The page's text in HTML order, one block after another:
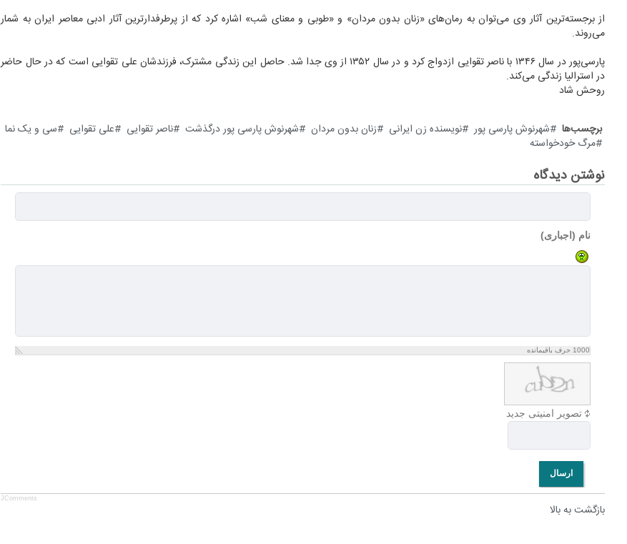
از برجسته‌ترین آثار وی می‌توان به رمان‌های «زنان بدون مردان» و «طوبی و معنای شب» اشاره کرد که از پرطرفدارترین آثار ادبی معاصر ایران به شمار
می‌روند.
پارسی‌پور در سال ۱۳۴۶ با ناصر تقوایی ازدواج کرد و در سال ۱۳۵۲ از وی جدا شد. حاصل این زندگی مشترک، فرزندشان علی تقوایی است که در حال حاضر
در استرالیا زندگی می‌کند.
روحش شاد
برچسب‌ها شهرنوش پارسی پور نویسنده زن ایرانی زنان بدون مردان شهرنوش پارسی پور درگذشت ناصر تقوایی علی تقوایی
سی و یک نما
مرگ خودخواسته
نوشتن دیدگاه
نام (اجباری)
1000 حرف باقیمانده
تصویر امنیتی جدید
ارسال
JComments
بازگشت به بالا